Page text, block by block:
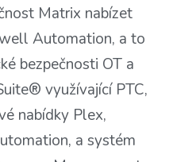
Matrix nabízet
Automation, a to
bezpečnosti OT a
využívající PTC,
nabídky Plex,
a systém